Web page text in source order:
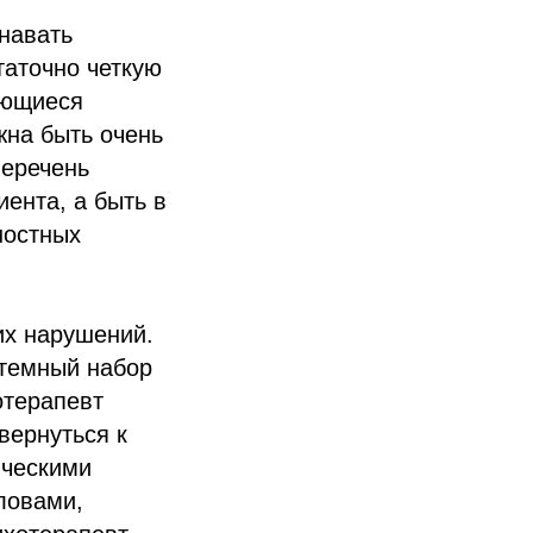
четкую
быть очень
а быть в
нарушений.
набор
к